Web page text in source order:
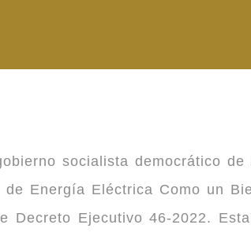
socialista democrático
Energía Eléctrica Como un
Decreto Ejecutivo 46-2022.